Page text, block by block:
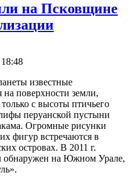
на Псковщине
известные
поверхности земли,
с высоты птичьего
перуанской пустыни
Огромные рисунки
фигур встречаются в
островах. В 2011 г.
обнаружен на Южном Урале,